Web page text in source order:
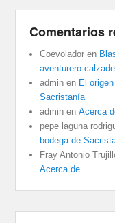
Comentarios
Coevolador en
aventurero
admin en El
Sacristanía
admin enAcerca
pepe laguna
bodega de
Fray Antonio
Acerca de